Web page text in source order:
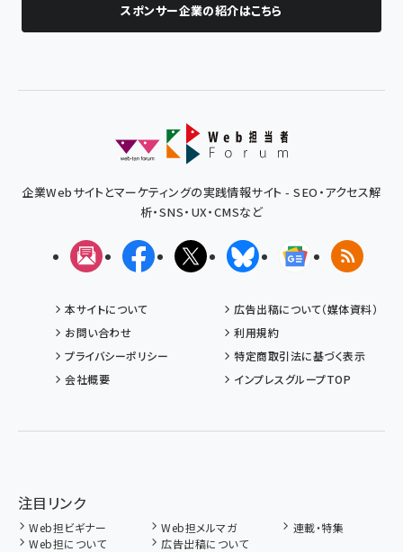
スポンサー企業の紹介はこちら
企業Webサイトとマーケティングの実践情報サイト - SEO・アクセス解
析・SNS・UX・CMSなど
メルマガFacebookX(エックス)BlueskyGoogleニュ
RSS
本サイトについて
広告出稿について（媒体資料）
お問い合わせ
利用規約
プライバシーポリシー
特定商取引法に基づく表示
会社概要
インプレスグループTOP
注目リンク
Web担ビギナー Web担メルマガ
連載・特集
Web担について
広告出稿について